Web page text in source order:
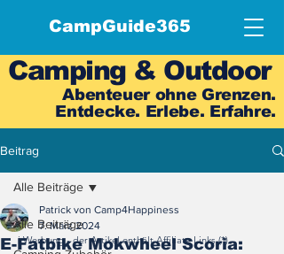
CampGuide365
Camping & Outdoor
Abenteuer ohne Grenzen.
Entdecke. Erlebe. Erfahre.
Beitrag
Alle Beiträge
Alle Beiträge
E-Fatbike Mokwheel Scoria:
Patrick von Camp4Happiness
7. März 2024
ℹ️ Werbung - der Artikel enthält Affiliate Links (*)